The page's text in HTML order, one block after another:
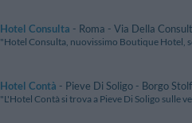
Hotel Consulta - Roma - Via Della
"Hotel Consulta, nuovissimo Boutique Hotel,
Hotel Contà - Pieve Di Soligo - Borgo
"L'Hotel Contà si trova a Pieve Di Soligo sulle